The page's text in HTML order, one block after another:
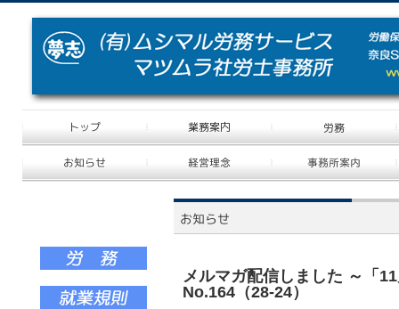
メルマガ配信しました ～「
No.164（28-24）